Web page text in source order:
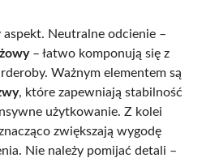
Neutralne odcienie –
– łatwo komponują się z
Ważnym elementem są
, które zapewniają stabilność
użytkowanie. Z kolei
zwiększają wygodę
Nie należy pomijać detali –